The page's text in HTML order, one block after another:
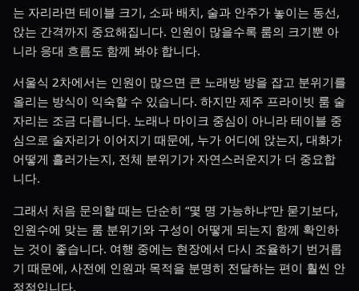
는 자리라면 테이블 크기, 소파 배치, 술과 안주가 놓이는 동선,
앉는 간격까지 중요해집니다. 인원이 많을수록 룸의 크기뿐 아
니라 응대 흐름도 함께 봐야 합니다.
서울식 2차에서는 인원이 많으면 큰 노래방 방을 잡고 분위기를
올리는 방식이 익숙할 수 있습니다. 하지만 제주 프라이빗 룸 술
자리는 조금 다릅니다. 노래나 마이크 중심이 아니라 테이블 중
심으로 술자리가 이어지기 때문에, 누가 어디에 앉는지, 대화가
어떻게 흘러가는지, 전체 분위기가 자연스러운지가 더 중요합
니다.
그래서 처음 문의할 때는 단순히 “몇 명 가능하냐”만 묻기보다,
인원수에 맞는 룸 분위기와 구성이 어떻게 되는지 함께 확인하
는 것이 좋습니다. 여행 중에는 현장에서 다시 조율하기 번거롭
기 때문에, 사전에 인원과 목적을 분명히 전달하는 편이 훨씬 안
정적입니다.